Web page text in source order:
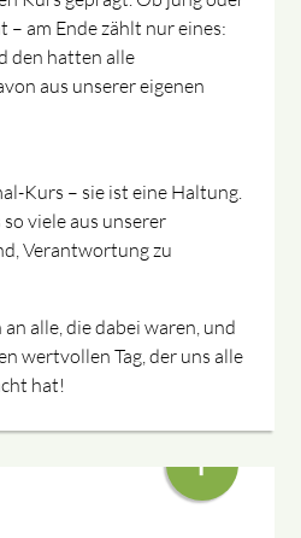
– am Ende zählt nur eines:
den hatten alle
aus unserer eigenen
Kurs – sie ist eine Haltung.
viele aus unserer
Verantwortung zu
alle, die dabei waren, und
wertvollen Tag, der uns alle
hat!
+